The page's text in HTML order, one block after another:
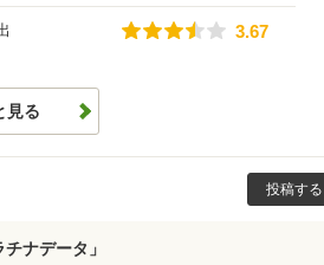
3.67
3.67
見る
投稿する
ナデータ」